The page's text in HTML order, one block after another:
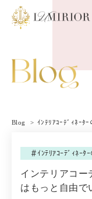
Blog ｲﾝﾃﾘｱｺｰﾃﾞｨﾈｰﾀｰ
＃ｲﾝﾃﾘｱｺｰﾃﾞｨﾈｰﾀ
インテリアコー
はもっと自由で